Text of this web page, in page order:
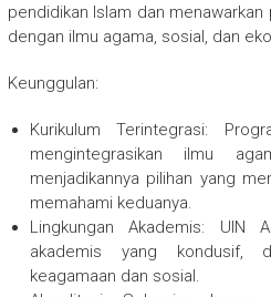
pendidikan Islam dan
dengan ilmu agama, sosial, dan
Keunggulan:
Kurikulum Terintegrasi:
mengintegrasikan ilmu
menjadikannya pilihan yang
memahami keduanya.
Lingkungan Akademis: UIN
akademis yang kondusif,
keagamaan dan sosial.